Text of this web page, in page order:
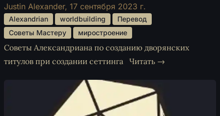
Justin Alexander, 17 сентября 2023 г.
Alexandrian worldbuilding
Перевод
Советы Мастеру
миростроение
Советы Александриана по созданию дворянских
титулов при создании сеттинга Читать →